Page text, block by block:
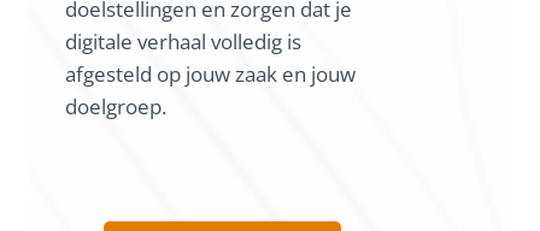
doelstellingen en zorgen dat je
digitale verhaal volledig is
afgesteld op jouw zaak en jouw
doelgroep.